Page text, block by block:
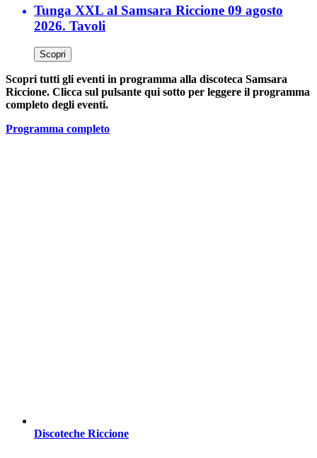
Tunga XXL al Samsara Riccione 09 agosto
2026. Tavoli
Scopri
Scopri tutti gli eventi in programma alla discoteca Samsara
Riccione. Clicca sul pulsante qui sotto per leggere il programma
completo degli eventi.
Programma completo
Discoteche Riccione